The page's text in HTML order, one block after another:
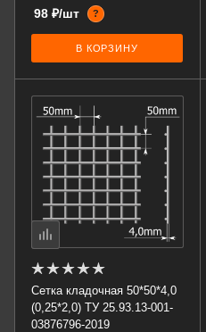
98 ₽/шт ?
В КОРЗИНУ
Сетка кладочная 50*50*4,0
(0,25*2,0) ТУ 25.93.13-001-
03876796-2019